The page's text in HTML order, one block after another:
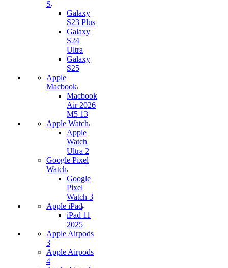
S
Galaxy
S23 Plus
Galaxy
S24
Ultra
Galaxy
S25
Apple
Macbook
Macbook
Air 2026
M5 13
Apple Watch
Apple
Watch
Ultra 2
Google Pixel
Watch
Google
Pixel
Watch 3
Apple iPad
iPad 11
2025
Apple Airpods
3
Apple Airpods
4